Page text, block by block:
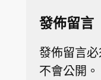
發佈留言
發佈留言
不會公開。